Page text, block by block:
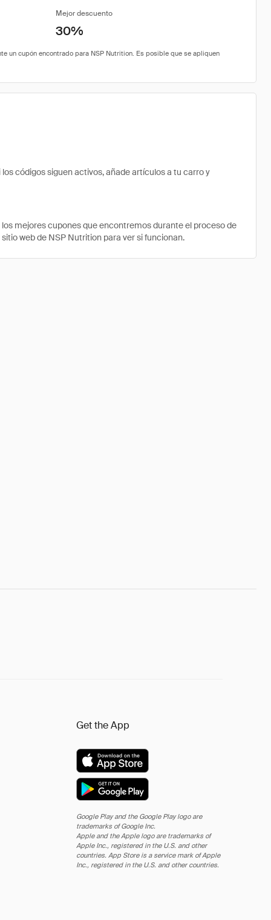
Mejor descuento
30%
códigos siguen activos, añade artículos a tu carro y
mejores cupones que encontremos durante el proceso de
web de NSP Nutrition para ver si funcionan.
Get the App
Google Play and the Google Play logo are
trademarks of Google Inc.
Apple and the Apple logo are trademarks of
Apple Inc., registered in the U.S. and other
countries. App Store is a service mark of Apple
Inc., registered in the U.S. and other countries.